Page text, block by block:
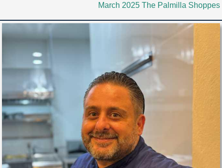
March 2025 The Palmilla Shoppes